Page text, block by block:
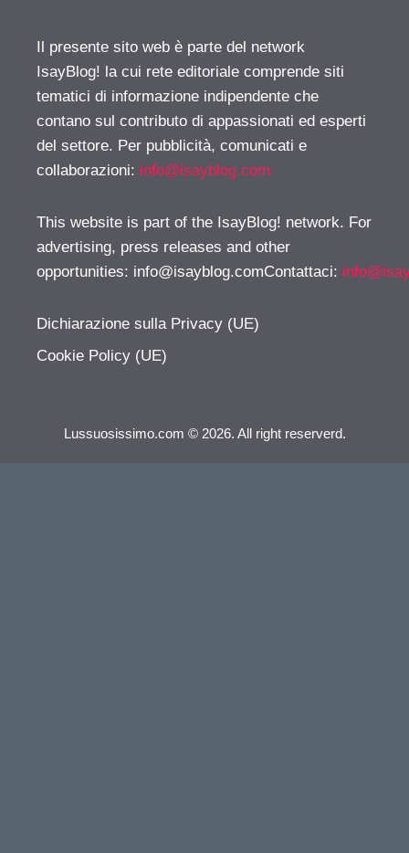
Il presente sito web è parte del network
IsayBlog! la cui rete editoriale comprende siti
tematici di informazione indipendente che
contano sul contributo di appassionati ed esperti
del settore. Per pubblicità, comunicati e
collaborazioni: info@isayblog.com
This website is part of the IsayBlog! network. For
advertising, press releases and other
opportunities: info@isayblog.comContattaci:
Dichiarazione sulla Privacy (UE)
Cookie Policy (UE)
Lussuosissimo.com © 2026. All right reserverd.